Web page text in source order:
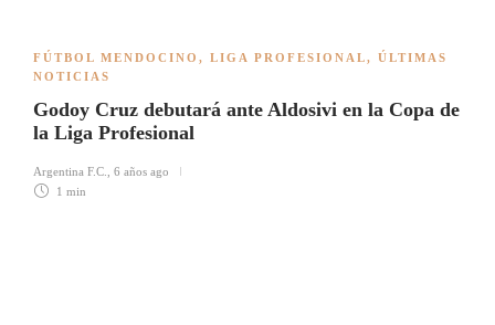
FÚTBOL MENDOCINO , LIGA PROFESIONAL, ÚLTIMAS
NOTICIAS
Godoy Cruz debutará ante Aldosivi en la Copa de
la Liga Profesional
Argentina F.C.
6 años ago
1 min